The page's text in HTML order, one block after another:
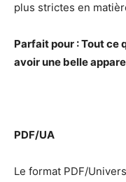
plus strictes en
Parfait pour : Tout ce
avoir une belle
PDF/UA
Le format PDF/